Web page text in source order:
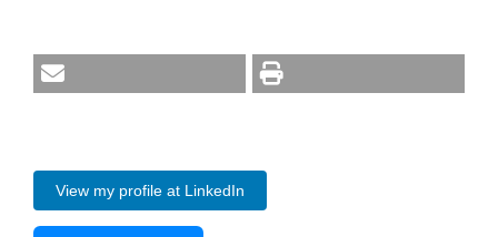
View my profile at LinkedIn